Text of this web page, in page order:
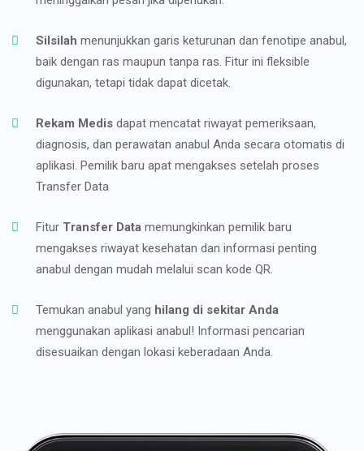
Silsilah menunjukkan garis keturunan dan fenotipe anabul,
baik dengan ras maupun tanpa ras. Fitur ini fleksible
digunakan, tetapi tidak dapat dicetak.
Rekam Medis dapat mencatat riwayat pemeriksaan,
diagnosis, dan perawatan anabul Anda secara otomatis di
aplikasi. Pemilik baru apat mengakses setelah proses
Transfer Data
Fitur Transfer Data memungkinkan pemilik baru
mengakses riwayat kesehatan dan informasi penting
anabul dengan mudah melalui scan kode QR.
Temukan anabul yang hilang di sekitar Anda
menggunakan aplikasi anabul! Informasi pencarian
disesuaikan dengan lokasi keberadaan Anda.